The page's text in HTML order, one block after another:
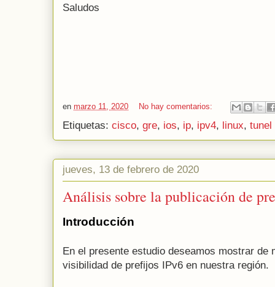
Saludos
en marzo 11, 2020 No hay comentarios:
Etiquetas: cisco, gre, ios, ip, ipv4, linux, tunel
jueves, 13 de febrero de 2020
Análisis sobre la publicación de
Introducción
En el presente estudio deseamos mostrar de
visibilidad de prefijos IPv6 en nuestra región.